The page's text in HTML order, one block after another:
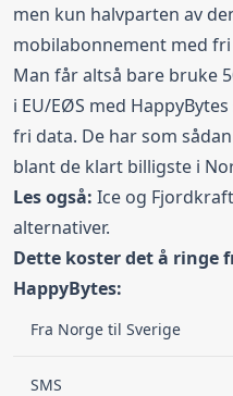
men kun halvparten av
mobilabonnement med
Man får altså bare bruke
i EU/EØS med
fri data. De har som
blant de klart billigste i
Les også: Ice og Fjordkraft
alternativer.
Dette koster det å ringe
HappyBytes:
Fra Norge til Sverige
SMS